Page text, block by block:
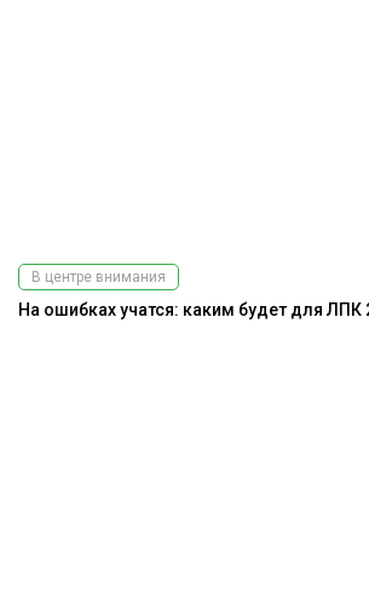
В центре внимания
На ошибках учатся: каким будет для ЛПК